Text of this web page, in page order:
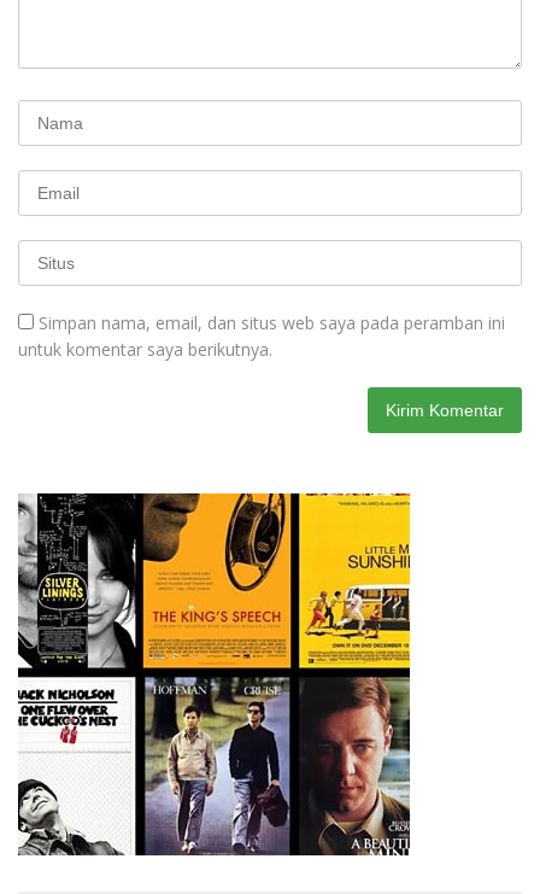
Simpan nama, email, dan situs web saya pada peramban ini
untuk komentar saya berikutnya.